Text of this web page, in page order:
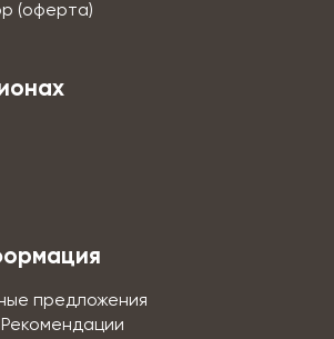
(оферта)
предложения